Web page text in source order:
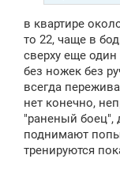
в квартире
то 22, чаще в
сверху еще
без ножек без
всегда
нет конечно,
"раненый боец",
поднимают
тренируются